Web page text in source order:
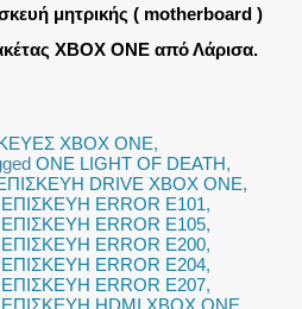
μητρικής ( motherboard )
XBOX ONE από Λάρισα.
XBOX ONE,
ONE LIGHT OF DEATH,
DRIVE XBOX ONE,
ΕΠΙΣΚΕΥΗ ERROR E101,
ΕΠΙΣΚΕΥΗ ERROR E105,
ΕΠΙΣΚΕΥΗ ERROR E200,
ΕΠΙΣΚΕΥΗ ERROR E204,
ΕΠΙΣΚΕΥΗ ERROR E207,